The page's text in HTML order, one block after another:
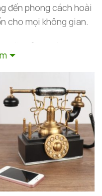
đến phong cách hoài
cho mọi không gian.
Mỹ Của Điện
xa một món
thiết kế, từ núm
hay uốn lượn, đều
qua, mang đến vẻ đẹp
này được thiết kế
liệu và màu sắc
phong cách nội